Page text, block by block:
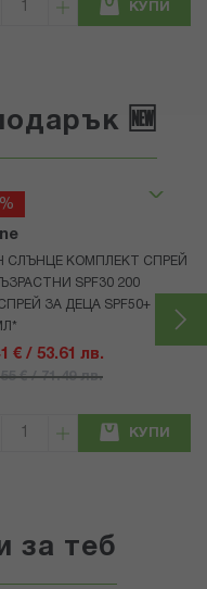
КУПИ
🆕
СЛЪНЦЕ КОМПЛЕКТ СПРЕЙ
SPF30 200
ЗА ДЕЦА SPF50+
€ / 53.61 лв.
€ / 71.49 лв.
КУПИ
за теб